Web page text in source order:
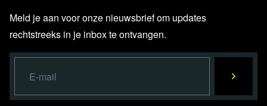
Meld je aan voor onze nieuwsbrief om updates
rechtstreeks in je inbox te ontvangen.